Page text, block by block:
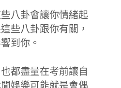
八卦會讓你情緒起
些八卦跟你有關，
到你。
都盡量在考前讓自
娛樂可能就是會偶